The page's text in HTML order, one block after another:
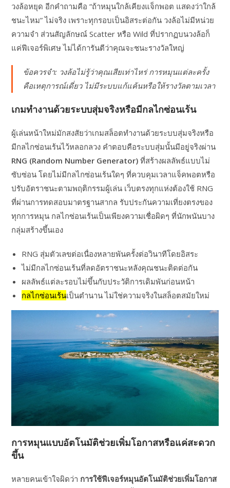
วงล้อหยุด อีกคำถามคือ “ถ้าหมุนใกล้เคียงแจ็กพอต แสดงว่าใกล้
ชนะไหม” ไม่จริง เพราะทุกรอบเป็นอิสระต่อกัน วงล้อไม่มีหน่วย
ความจำ ส่วนสัญลักษณ์ Scatter หรือ Wild ที่ปรากฏบนวงล้อก็
แค่ฟีเจอร์พิเศษ ไม่ได้การันตีว่าคุณจะชนะรางวัลใหญ่
ข้อควรจำ: วงล้อไม่รู้ว่าคุณเสียเท่าไหร่ การหมุนแต่ละครั้ง
คือเหตุการณ์เดี่ยว ไม่มีระบบแก้แค้นหรือให้รางวัลตามเวลา
เกมทำงานด้วยระบบสุ่มจริงหรือมีกลไกซ่อนเร้น
ผู้เล่นหน้าใหม่มักสงสัยว่าเกมสล็อตทำงานด้วยระบบสุ่มจริงหรือ
มีกลไกซ่อนเร้นไว้หลอกลวง คำตอบคือระบบสุ่มนั้นมีอยู่จริงผ่าน
RNG (Random Number Generator) ที่สร้างผลลัพธ์แบบไม่
ซับซ่อน โดยไม่มีกลไกซ่อนเร้นใดๆ ที่ควบคุมเวลาแจ็คพอตหรือ
ปรับอัตราชนะตามพฤติกรรมผู้เล่น เว็บตรงทุกแห่งต้องใช้ RNG
ที่ผ่านการทดสอบมาตรฐานสากล รับประกันความเที่ยงตรงของ
ทุกการหมุน กลไกซ่อนเร้นเป็นเพียงความเชื่อผิดๆ ที่นักพนันบาง
กลุ่มสร้างขึ้นเอง
RNG สุ่มตัวเลขต่อเนื่องหลายพันครั้งต่อวินาทีโดยอิสระ
ไม่มีกลไกซ่อนเร้นที่ลดอัตราชนะหลังคุณชนะติดต่อกัน
ผลลัพธ์แต่ละรอบไม่ขึ้นกับประวัติการเดิมพันก่อนหน้า
กลไกซ่อนเร้นเป็นตำนาน ไม่ใช่ความจริงในสล็อตสมัยใหม่
การหมุนแบบอัตโนมัติช่วยเพิ่มโอกาสหรือแค่สะดวก
ขึ้น
หลายคนเข้าใจผิดว่า การใช้ฟีเจอร์หมุนอัตโนมัติช่วยเพิ่มโอกาส